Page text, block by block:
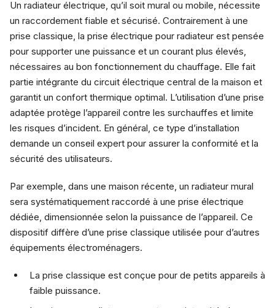
Un radiateur électrique, qu’il soit mural ou mobile, nécessite
un raccordement fiable et sécurisé. Contrairement à une
prise classique, la prise électrique pour radiateur est pensée
pour supporter une puissance et un courant plus élevés,
nécessaires au bon fonctionnement du chauffage. Elle fait
partie intégrante du circuit électrique central de la maison et
garantit un confort thermique optimal. L’utilisation d’une prise
adaptée protège l’appareil contre les surchauffes et limite
les risques d’incident. En général, ce type d’installation
demande un conseil expert pour assurer la conformité et la
sécurité des utilisateurs.
Par exemple, dans une maison récente, un radiateur mural
sera systématiquement raccordé à une prise électrique
dédiée, dimensionnée selon la puissance de l’appareil. Ce
dispositif diffère d’une prise classique utilisée pour d’autres
équipements électroménagers.
La prise classique est conçue pour de petits appareils à
faible puissance.